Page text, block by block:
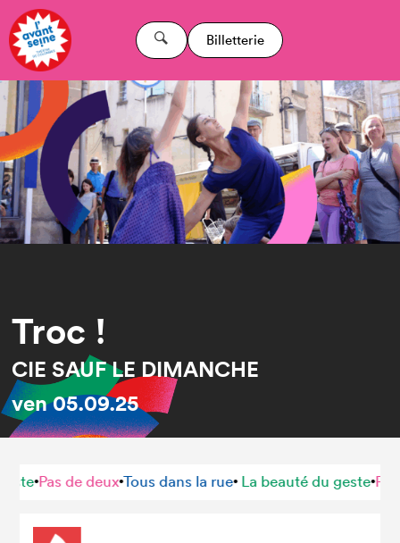
Billetterie
Troc !
CIE SAUF LE DIMANCHE
ven05.09.25
Pas de deux•Tous dans la rue • La beauté du geste•Pas de